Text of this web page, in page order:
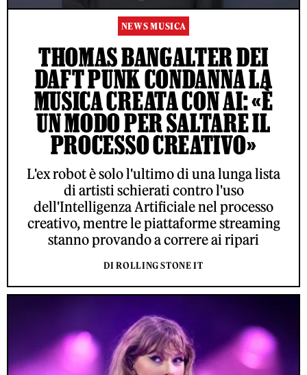
NEWS MUSICA
THOMAS BANGALTER DEI
DAFT PUNK CONDANNA LA
MUSICA CREATA CON AI: «È
UN MODO PER SALTARE IL
PROCESSO CREATIVO»
L'ex robot è solo l'ultimo di una lunga lista
di artisti schierati contro l'uso
dell'Intelligenza Artificiale nel processo
creativo, mentre le piattaforme streaming
stanno provando a correre ai ripari
DI ROLLING STONE IT